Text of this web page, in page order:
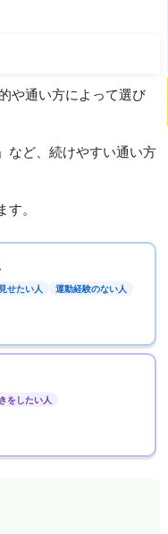
や通い方によって選び
」など、続けやすい通い方
。
せたい人 運動経験のない人
をしたい人